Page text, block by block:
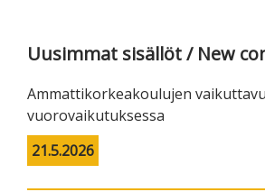
Uusimmat sisällöt / New
Ammattikorkeakoulujen
vuorovaikutuksessa
21.5.2026